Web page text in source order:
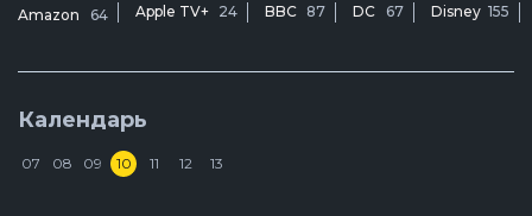
Amazon 64 Apple TV+ 24 BBC 87 DC 67 Disney 155
Календарь
07 08 09 10 11 12 13